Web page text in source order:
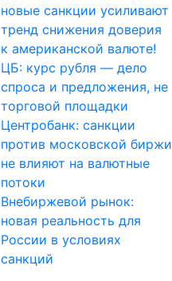
новые санкции усиливают
тренд снижения доверия
к американской валюте!
ЦБ: курс рубля — дело
спроса и предложения, не
торговой площадки
Центробанк: санкции
против московской биржи
не влияют на валютные
потоки
Внебиржевой рынок:
новая реальность для
России в условиях
санкций